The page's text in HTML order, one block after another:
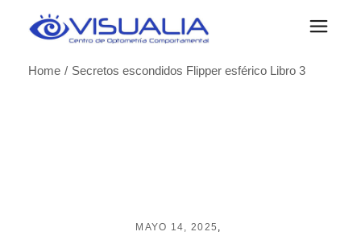
Home
Secretos escondidos Flipper esférico Libro 3
MAYO 14, 2025